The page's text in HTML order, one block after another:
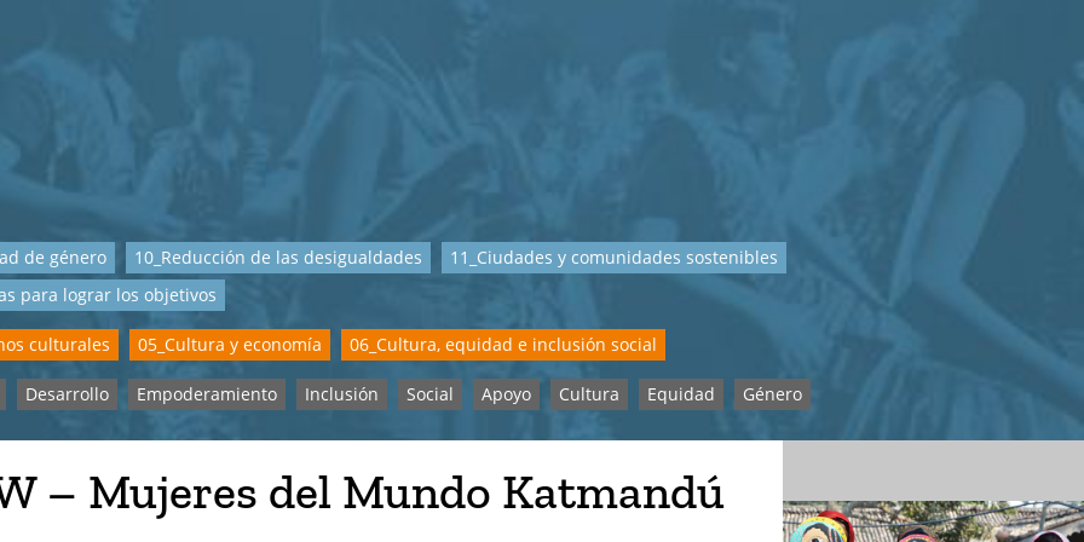
de género 10_Reducción de las desigualdades
11_Ciudades y comunidades sostenibles
para lograr los objetivos
culturales 05_Cultura y economía 06_Cultura, equidad e inclusión social
Desarrollo Empoderamiento Inclusión Social Apoyo Cultura Equidad Género
– Mujeres del Mundo Katmandú